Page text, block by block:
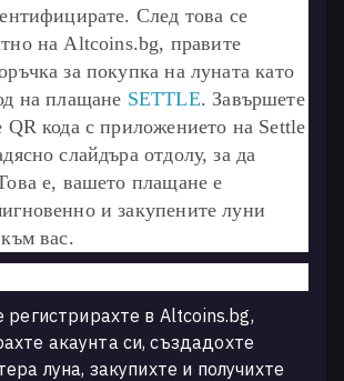
След това се
на Altcoins.bg, правите
за покупка на луната като
на плащане SETTLE. Завършете
QR кода с приложението на Settle
слайдъра отдолу, за да
е, вашето плащане е
и закупените луни
вас.
регистрирахте в Altcoins.bg,
акаунта си, създадохте
луна, закупихте и получихте